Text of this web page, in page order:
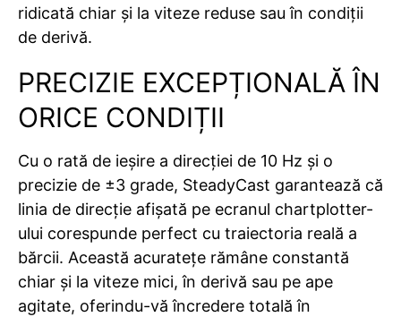
ridicată chiar și la viteze reduse sau în condiții
de derivă.
PRECIZIE EXCEPȚIONALĂ ÎN
ORICE CONDIȚII
Cu o rată de ieșire a direcției de 10 Hz și o
precizie de ±3 grade, SteadyCast garantează că
linia de direcție afișată pe ecranul chartplotter-
ului corespunde perfect cu traiectoria reală a
bărcii. Această acuratețe rămâne constantă
chiar și la viteze mici, în derivă sau pe ape
agitate, oferindu-vă încredere totală în